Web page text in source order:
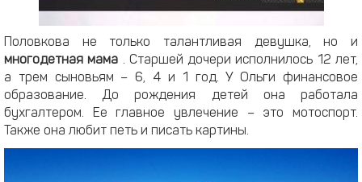
Половкова не только талантливая девушка, но и
многодетная мама . Старшей дочери исполнилось 12 лет,
а трем сыновьям – 6, 4 и 1 год. У Ольги финансовое
образование. До рождения детей она работала
бухгалтером. Ее главное увлечение – это мотоспорт.
Также она любит петь и писать картины.